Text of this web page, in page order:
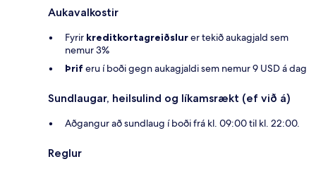
Aukavalkostir
Fyrir kreditkortagreiðslurer tekið aukagjald sem
nemur 3%
Þrif eru í boði gegn aukagjaldi sem nemur 9 USD á dag
Sundlaugar, heilsulind og líkamsrækt (ef við á)
Aðgangur að sundlaug í boði frá kl. 09:00 til kl. 22:00.
Reglur